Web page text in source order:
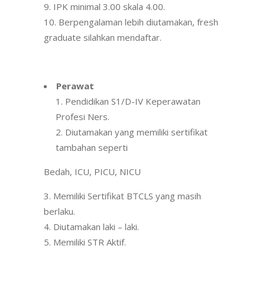
IPK minimal 3.00 skala 4.00.
Berpengalaman lebih diutamakan, fresh
graduate silahkan mendaftar.
Perawat
Pendidikan S1/D-IV Keperawatan
Profesi Ners.
Diutamakan yang memiliki sertifikat
tambahan seperti
Bedah, ICU, PICU, NICU
Memiliki Sertifikat BTCLS yang masih
berlaku.
Diutamakan laki – laki.
Memiliki STR Aktif.